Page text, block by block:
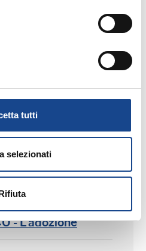
tutti
selezionati
del Comune di
- L'adozione